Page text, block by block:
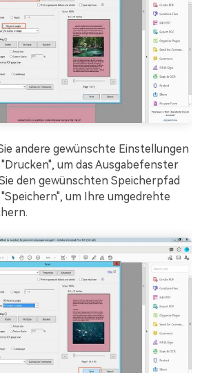
andere gewünschte Einstellungen
um das Ausgabefenster
den gewünschten Speicherpfad
um Ihre umgedrehte